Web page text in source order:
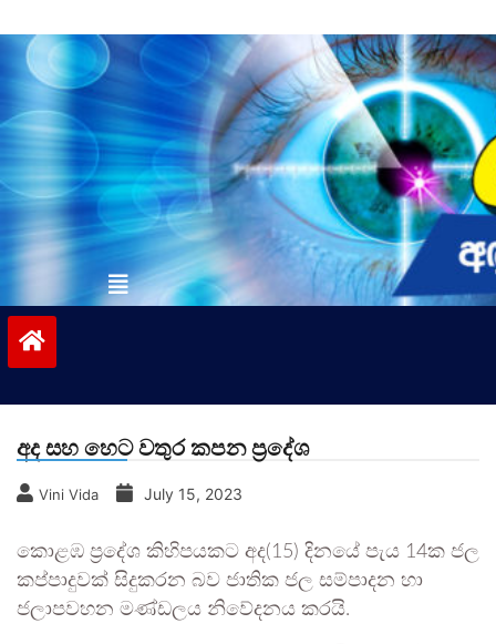
to
contentvinivida.lk
අද සහ හෙට වතුර කපන ප්‍රදේශ
Vini Vida July 15, 2023
කොළඹ ප්‍රදේශ කිහිපයකට අද(15) දිනයේ පැය 14ක ජල
කප්පාදුවක් සිදුකරන බව ජාතික ජල සම්පාදන හා
ජලාපවහන මණ්ඩලය නිවේදනය කරයි.